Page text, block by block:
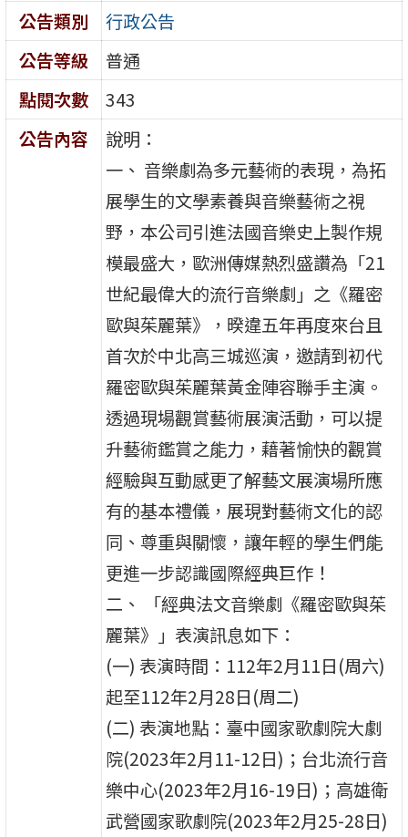
公告類別
行政公告
公告等級
普通
點閱次數
343
公告內容
說明：
一、 音樂劇為多元藝術的表現，為拓
展學生的文學素養與音樂藝術之視
野，本公司引進法國音樂史上製作規
模最盛大，歐洲傳媒熱烈盛讚為「21
世紀最偉大的流行音樂劇」之《羅密
歐與茱麗葉》，暌違五年再度來台且
首次於中北高三城巡演，邀請到初代
羅密歐與茱麗葉黃金陣容聯手主演。
透過現場觀賞藝術展演活動，可以提
升藝術鑑賞之能力，藉著愉快的觀賞
經驗與互動感更了解藝文展演場所應
有的基本禮儀，展現對藝術文化的認
同、尊重與關懷，讓年輕的學生們能
更進一步認識國際經典巨作！
二、 「經典法文音樂劇《羅密歐與茱
麗葉》」表演訊息如下：
(一) 表演時間：112年2月11日(周六)
起至112年2月28日(周二)
(二) 表演地點：臺中國家歌劇院大劇
院(2023年2月11-12日)；台北流行音
樂中心(2023年2月16-19日)；高雄衛
武營國家歌劇院(2023年2月25-28日)